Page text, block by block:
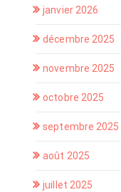
janvier 2026
décembre 2025
novembre 2025
octobre 2025
septembre 2025
août 2025
juillet 2025